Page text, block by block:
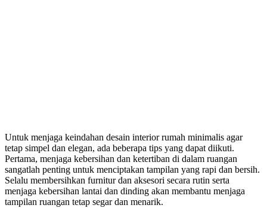
Untuk menjaga keindahan desain interior rumah minimalis agar
tetap simpel dan elegan, ada beberapa tips yang dapat diikuti.
Pertama, menjaga kebersihan dan ketertiban di dalam ruangan
sangatlah penting untuk menciptakan tampilan yang rapi dan bersih.
Selalu membersihkan furnitur dan aksesori secara rutin serta
menjaga kebersihan lantai dan dinding akan membantu menjaga
tampilan ruangan tetap segar dan menarik.